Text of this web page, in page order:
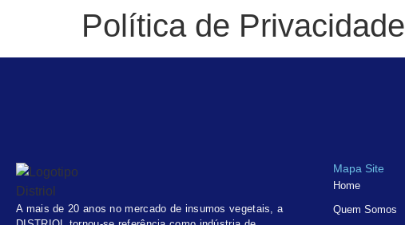
Política de Privacidade
A mais de 20 anos no mercado de insumos vegetais, a
Mapa Site
Home
Quem Somos